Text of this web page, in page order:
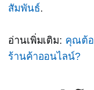
สัมพันธ์.
อ่านเพิ่มเติม: คุณต้อ
ร้านค้าออนไลน์?